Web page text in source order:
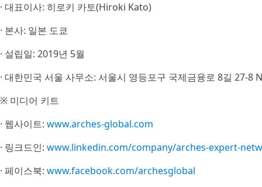
· 대표이사: 히로키 카토(Hiroki Kato)
· 본사: 일본 도쿄
· 설립일: 2019년 5월
· 대한민국 서울 사무소: 서울시 영등포구 국제금융로 8길 27-8
※ 미디어 키트
· 웹사이트: www.arches-global.com
· 링크드인: www.linkedin.com/company/arches-expert-
· 페이스북: www.facebook.com/archesglobal